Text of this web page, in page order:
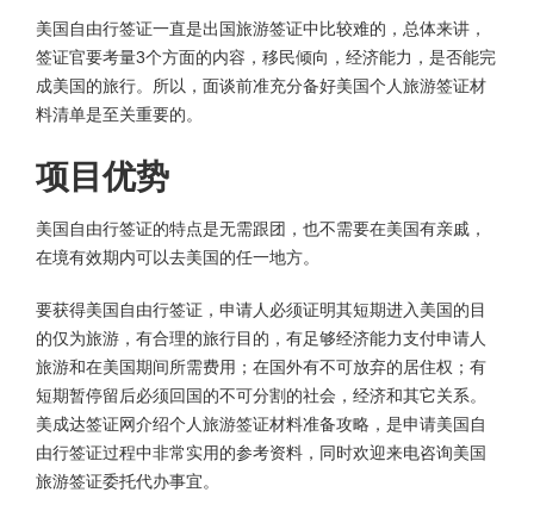
美国自由行签证一直是出国旅游签证中比较难的，总体来讲，
签证官要考量3个方面的内容，移民倾向，经济能力，是否能完
成美国的旅行。所以，面谈前准充分备好美国个人旅游签证材
料清单是至关重要的。
项目优势
美国自由行签证的特点是无需跟团，也不需要在美国有亲戚，
在境有效期内可以去美国的任一地方。
要获得美国自由行签证，申请人必须证明其短期进入美国的目
的仅为旅游，有合理的旅行目的，有足够经济能力支付申请人
旅游和在美国期间所需费用；在国外有不可放弃的居住权；有
短期暂停留后必须回国的不可分割的社会，经济和其它关系。
美成达签证网介绍个人旅游签证材料准备攻略，是申请美国自
由行签证过程中非常实用的参考资料，同时欢迎来电咨询美国
旅游签证委托代办事宜。